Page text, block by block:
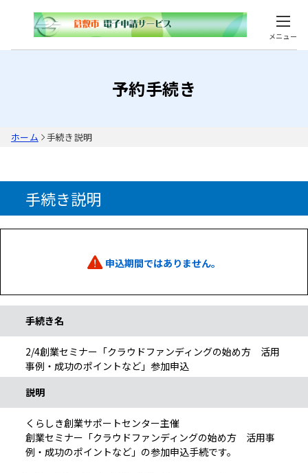
メニュー
予約手続き
ホーム 手続き説明
手続き説明
申込期間ではありません。
手続き名
2/4創業セミナー「クラウドファンディングの始め方 活用
事例・成功のポイントなど」参加申込
説明
くらしき創業サポートセンター主催
創業セミナー「クラウドファンディングの始め方 活用事
例・成功のポイントなど」の参加申込手続です。